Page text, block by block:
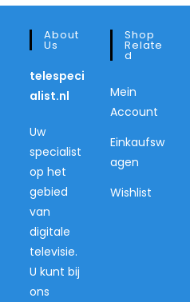
About
Us
telespeci
alist.nl
Uw
specialist
op het
gebied
van
digitale
televisie.
U kunt bij
ons
Shop
Relate
D
Mein
Account
Einkaufsw
agen
Wishlist